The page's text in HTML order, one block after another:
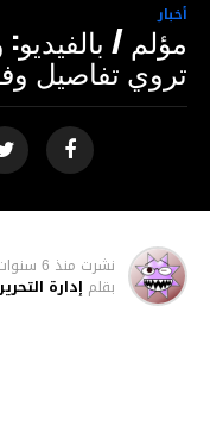
أخبار
مؤلم /
تروي تفاصيل
نشرت منذ 6 سنوات
بقلم إدارة التحرير